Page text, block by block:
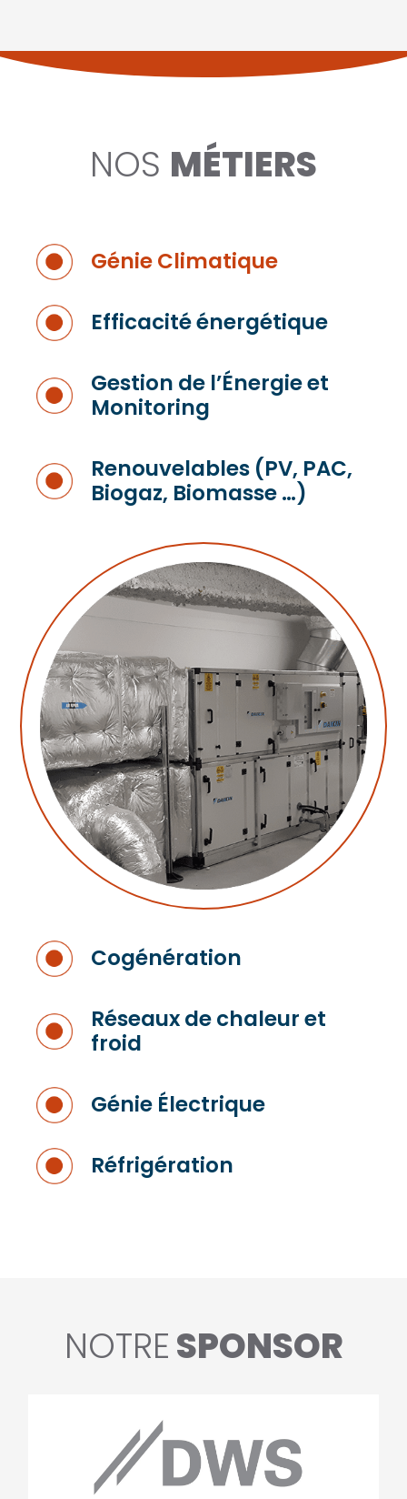
NOS MÉTIERS
Génie Climatique
Efficacité énergétique
Gestion de l’Énergie et
Monitoring
Renouvelables (PV, PAC,
Biogaz, Biomasse …)
Cogénération
Réseaux de chaleur et
froid
Génie Électrique
Réfrigération
NOTRESPONSOR